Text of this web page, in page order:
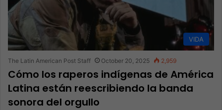
VIDA
The Latin American Post Staff October 20, 2025 2,959
Cómo los raperos indígenas de América
Latina están reescribiendo la banda
sonora del orgullo